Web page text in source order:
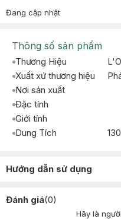
Đang cập nhật
Thông số sản phẩm
Thương Hiệu
Xuất xứ thương hiệu
Nơi sản xuất
Đặc tính
Giới tính
Dung Tích
Hướng dẫn sử dụng
Đánh giá(0)
Hãy là